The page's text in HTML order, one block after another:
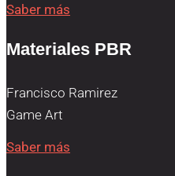
Saber más
Materiales PBR
Francisco Ramirez
Game Art
Saber más